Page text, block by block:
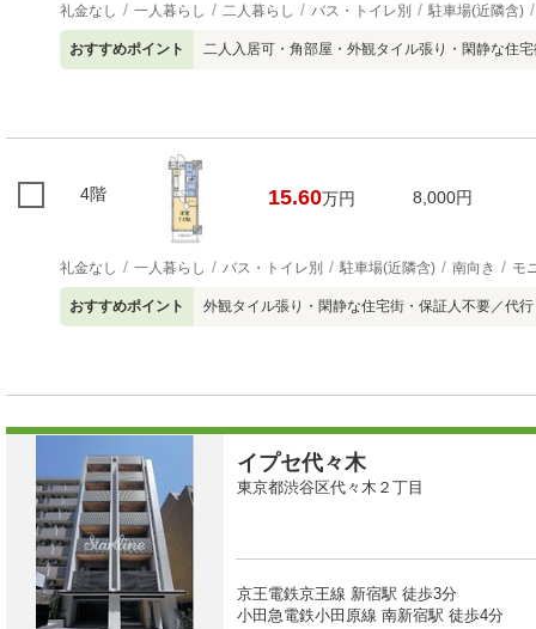
礼金なし 一人暮らし 二人暮らし バス・トイレ別 駐車場(近隣含)
おすすめポイント 二人入居可・角部屋・外観タイル張り・閑静な住
4階 15.60万円 8,000円
礼金なし 一人暮らし バス・トイレ別 駐車場(近隣含) 南向き モ
おすすめポイント 外観タイル張り・閑静な住宅街・保証人不要／代行
イプセ代々木
東京都渋谷区代々木２丁目
京王電鉄京王線 新宿駅 徒歩3分
小田急電鉄小田原線 南新宿駅 徒歩4分